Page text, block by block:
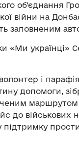
об’єднання
війни на
заповненим
«Ми українці»
і
допомоги,
маршрутом
до військових